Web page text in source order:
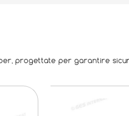
progettate per garantire